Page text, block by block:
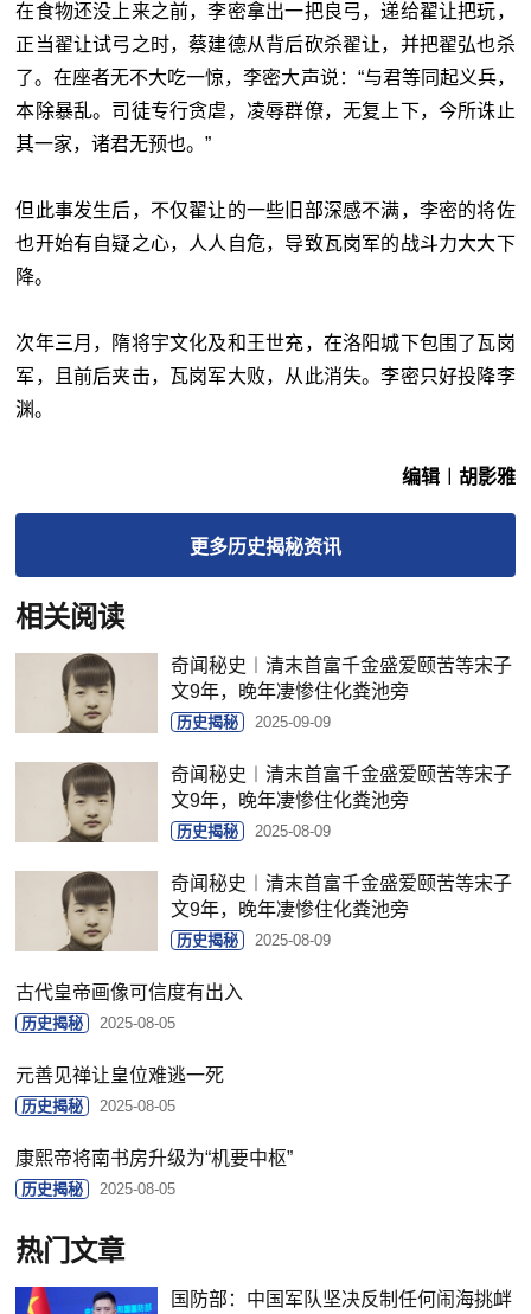
在食物还没上来之前，李密拿出一把良弓，递给翟让把玩，
正当翟让试弓之时，蔡建德从背后砍杀翟让，并把翟弘也杀
了。在座者无不大吃一惊，李密大声说：“与君等同起义兵，
本除暴乱。司徒专行贪虐，凌辱群僚，无复上下，今所诛止
其一家，诸君无预也。”
但此事发生后，不仅翟让的一些旧部深感不满，李密的将佐
也开始有自疑之心，人人自危，导致瓦岗军的战斗力大大下
降。
次年三月，隋将宇文化及和王世充，在洛阳城下包围了瓦岗
军，且前后夹击，瓦岗军大败，从此消失。李密只好投降李
渊。
编辑︱胡影雅
更多历史揭秘资讯
相关阅读
奇闻秘史︱清末首富千金盛爱颐苦等宋子
文9年，晚年凄惨住化粪池旁
历史揭秘 2025-09-09
奇闻秘史︱清末首富千金盛爱颐苦等宋子
文9年，晚年凄惨住化粪池旁
历史揭秘 2025-08-09
奇闻秘史︱清末首富千金盛爱颐苦等宋子
文9年，晚年凄惨住化粪池旁
历史揭秘 2025-08-09
古代皇帝画像可信度有出入
历史揭秘 2025-08-05
元善见禅让皇位难逃一死
历史揭秘 2025-08-05
康熙帝将南书房升级为“机要中枢”
历史揭秘 2025-08-05
热门文章
国防部：中国军队坚决反制任何闹海挑衅